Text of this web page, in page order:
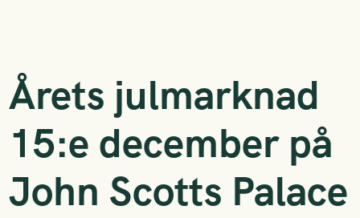
Årets julmarknad
15:e december på
John Scotts Palace